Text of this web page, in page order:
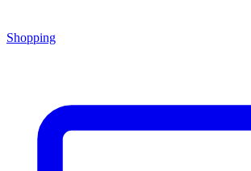
Shopping